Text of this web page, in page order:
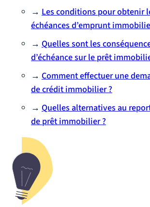
→ Les conditions pour obtenir
échéances d’emprunt
→ Quelles sont les
d’échéance sur le prêt
→ Comment effectuer une
de crédit immobilier ?
→ Quelles alternatives au
de prêt immobilier ?